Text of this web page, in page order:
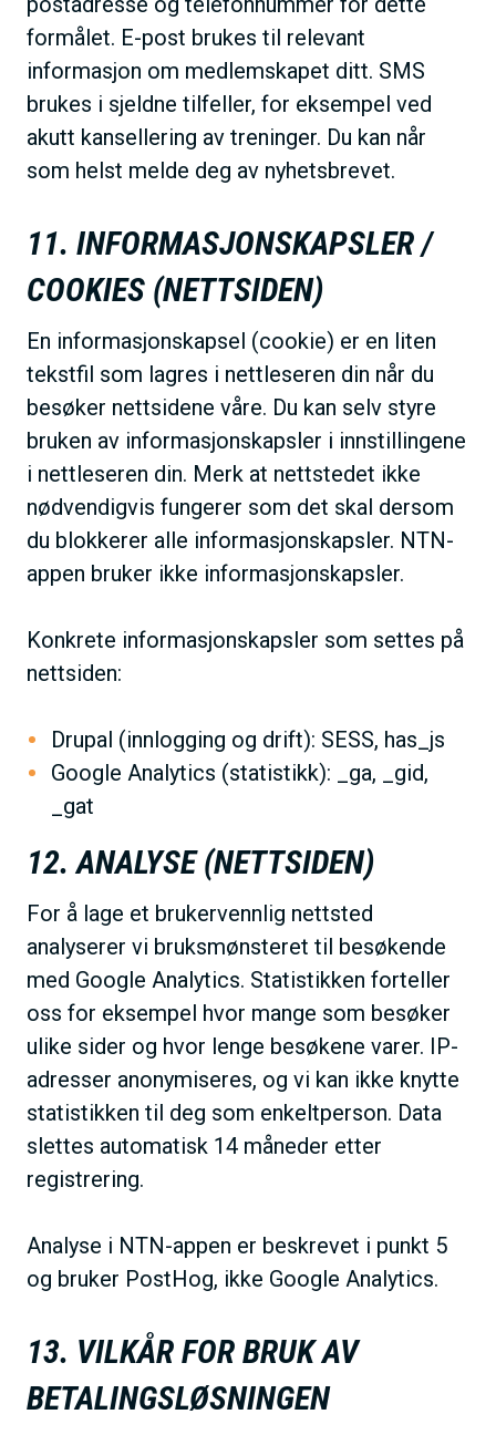
formålet. E-post brukes til relevant
informasjon om medlemskapet ditt. SMS
brukes i sjeldne tilfeller, for eksempel ved
akutt kansellering av treninger. Du kan når
som helst melde deg av nyhetsbrevet.
11. INFORMASJONSKAPSLER /
COOKIES (NETTSIDEN)
En informasjonskapsel (cookie) er en liten
tekstfil som lagres i nettleseren din når du
besøker nettsidene våre. Du kan selv styre
bruken av informasjonskapsler i innstillingene
i nettleseren din. Merk at nettstedet ikke
nødvendigvis fungerer som det skal dersom
du blokkerer alle informasjonskapsler. NTN-
appen bruker ikke informasjonskapsler.
Konkrete informasjonskapsler som settes på
nettsiden:
Drupal (innlogging og drift): SESS, has_js
Google Analytics (statistikk): _ga, _gid,
_gat
12. ANALYSE (NETTSIDEN)
For å lage et brukervennlig nettsted
analyserer vi bruksmønsteret til besøkende
med Google Analytics. Statistikken forteller
oss for eksempel hvor mange som besøker
ulike sider og hvor lenge besøkene varer. IP-
adresser anonymiseres, og vi kan ikke knytte
statistikken til deg som enkeltperson. Data
slettes automatisk 14 måneder etter
registrering.
Analyse i NTN-appen er beskrevet i punkt 5
og bruker PostHog, ikke Google Analytics.
13. VILKÅR FOR BRUK AV
BETALINGSLØSNINGEN